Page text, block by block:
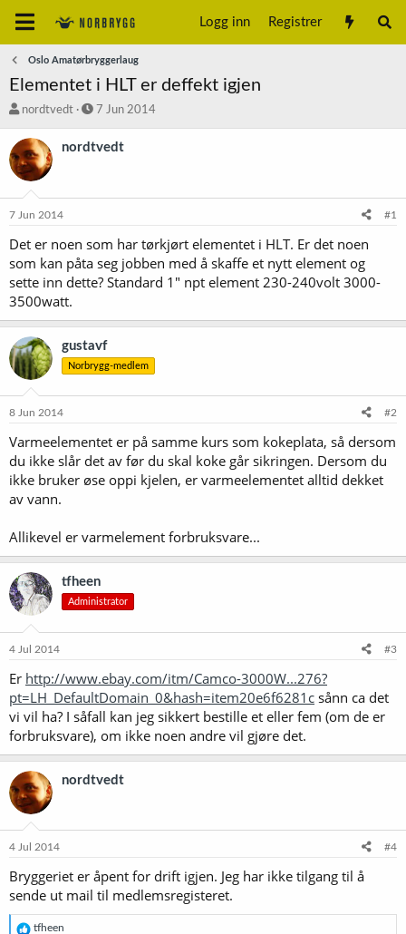
Logg inn Registrer
Oslo Amatørbryggerlaug
Elementet i HLT er deffekt igjen
T
å
d
s
t
r
nordtvedt
S
a
o
7 Jun 2014
nordtvedt
7 Jun 2014 #1
Det er noen som har tørkjørt elementet i HLT. Er det noen
som kan påta seg jobben med å skaffe et nytt element og
sette inn dette? Standard 1" npt element 230-240volt 3000-
3500watt.
gustavf
Norbrygg-medlem
8 Jun 2014 #2
Varmeelementet er på samme kurs som kokeplata, så dersom
du ikke slår det av før du skal koke går sikringen. Dersom du
ikke bruker øse oppi kjelen, er varmeelementet alltid dekket
av vann.
Allikevel er varmelement forbruksvare...
tfheen
Administrator
4 Jul 2014 #3
Er http://www.ebay.com/itm/Camco-3000W...276?
pt=LH_DefaultDomain_0&hash=item20e6f6281c sånn ca det
vi vil ha? I såfall kan jeg sikkert bestille et eller fem (om de er
forbruksvare), om ikke noen andre vil gjøre det.
nordtvedt
4 Jul 2014 #4
Bryggeriet er åpent for drift igjen. Jeg har ikke tilgang til å
sende ut mail til medlemsregisteret.
R
tfheen